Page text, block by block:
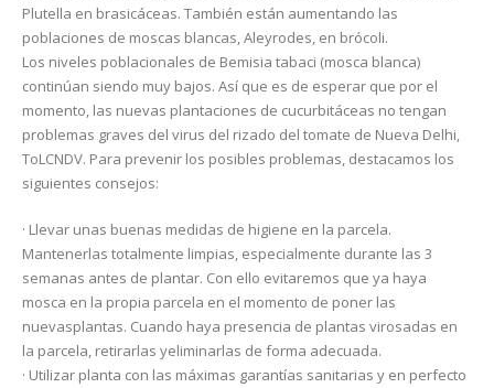
Plutella en brasicáceas. También están aumentando las
poblaciones de moscas blancas, Aleyrodes, en brócoli.
Los niveles poblacionales de Bemisia tabaci (mosca blanca)
continúan siendo muy bajos. Así que es de esperar que por el
momento, las nuevas plantaciones de cucurbitáceas no tengan
problemas graves del virus del rizado del tomate de Nueva Delhi,
ToLCNDV. Para prevenir los posibles problemas, destacamos los
siguientes consejos:
· Llevar unas buenas medidas de higiene en la parcela.
Mantenerlas totalmente limpias, especialmente durante las 3
semanas antes de plantar. Con ello evitaremos que ya haya
mosca en la propia parcela en el momento de poner las
nuevasplantas. Cuando haya presencia de plantas virosadas en
la parcela, retirarlas yeliminarlas de forma adecuada.
· Utilizar planta con las máximas garantías sanitarias y en perfecto